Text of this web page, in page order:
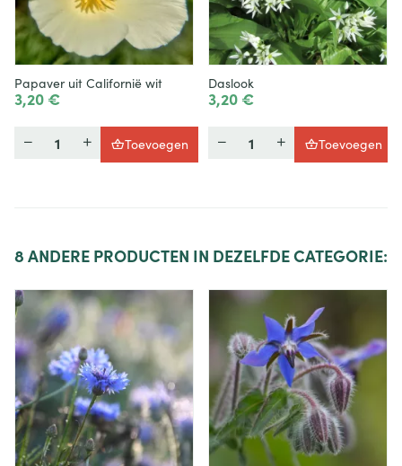
Papaver uit Californië wit
3,20 €
Toevoegen
Daslook
3,20 €
Toevoegen
8 ANDERE PRODUCTEN IN DEZELFDE CATEGORIE: